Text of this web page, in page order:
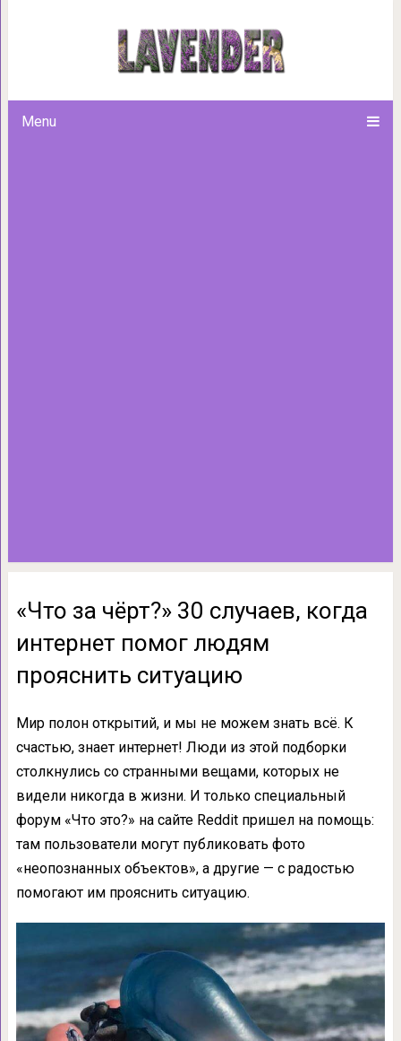
Menu
«Что за чёрт?» 30 случаев,
«Что за чёрт?» 30 случаев, когда
интернет помог людям
прояснить ситуацию
Мир полон открытий, и мы не можем знать всё. К
счастью, знает интернет! Люди из этой подборки
столкнулись со странными вещами, которых не
видели никогда в жизни. И только специальный
форум «Что это?» на сайте Reddit пришел на помощь:
там пользователи могут публиковать фото
«неопознанных объектов», а другие — с радостью
помогают им прояснить ситуацию.